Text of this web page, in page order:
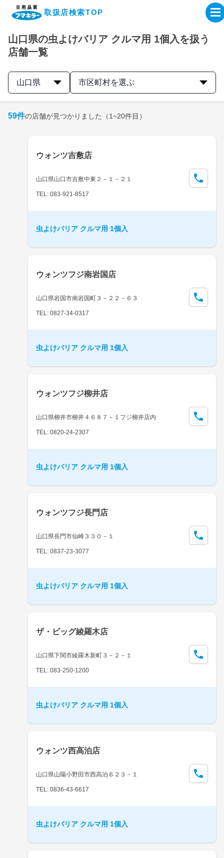
取扱店検索TOP
企業・IR情報サイト
製品情報サイト
取扱店検索はこちら
山口県の虫よけバリア クルマ用 1個入を扱う
店舗一覧
山口県 市区町村を選ぶ
59件の店舗が見つかりました （1~20件目）
ウォンツ吉敷店
山口県山口市吉敷中東２－１－２１
TEL: 083-921-8517
虫よけバリア クルマ用 1個入
ウォンツフジ南岩国店
山口県岩国市南岩国町３－２２－６３
TEL: 0827-34-0317
虫よけバリア クルマ用 1個入
ウォンツフジ柳井店
山口県柳井市柳井４６８７－１フジ柳井店内
TEL: 0820-24-2307
虫よけバリア クルマ用 1個入
ウォンツフジ長門店
山口県長門市仙崎３３０－１
TEL: 0837-23-3077
虫よけバリア クルマ用 1個入
ザ・ビッグ綾羅木店
山口県下関市綾羅木新町３－２－１
TEL: 083-250-1200
虫よけバリア クルマ用 1個入
ウォンツ西高泊店
山口県山陽小野田市西高泊６２３－１
TEL: 0836-43-6617
虫よけバリア クルマ用 1個入